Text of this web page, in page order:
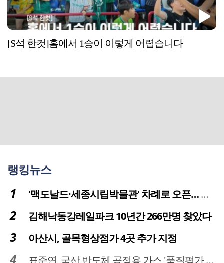
[S석 한컷]홈에서 1승이 이렇게 어렵습니다
랭킹뉴스
'맥도날드·세종시립박물관' 차례로 오픈… 고운동 정주여건 좋아진다
김해낙동강레일파크 10년간 266만명 찾았다
아산시, 골목형상점가 4곳 추가 지정